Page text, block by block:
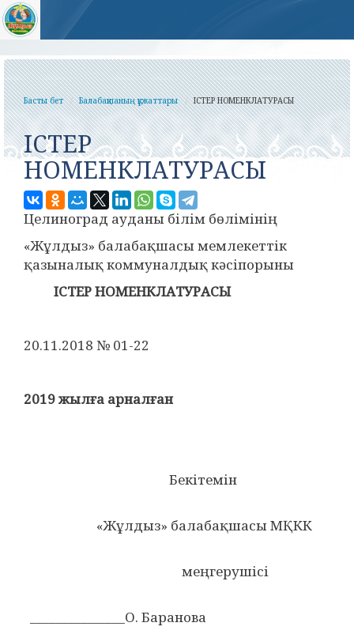
Басты бет Балабақшаның құжаттары ІСТЕР НОМЕНКЛАТУРАСЫ
ІСТЕР
НОМЕНКЛАТУРАСЫ
Целиноград ауданы білім бөлімінің
«Жұлдыз» балабақшасы мемлекеттік
қазыналық коммуналдық кәсіпорыны
ІСТЕР НОМЕНКЛАТУРАСЫ
20.11.2018 № 01-22
2019 жылға арналған
Бекітемін
«Жұлдыз» балабақшасы МҚКК
меңгерушісі
_______________О. Баранова